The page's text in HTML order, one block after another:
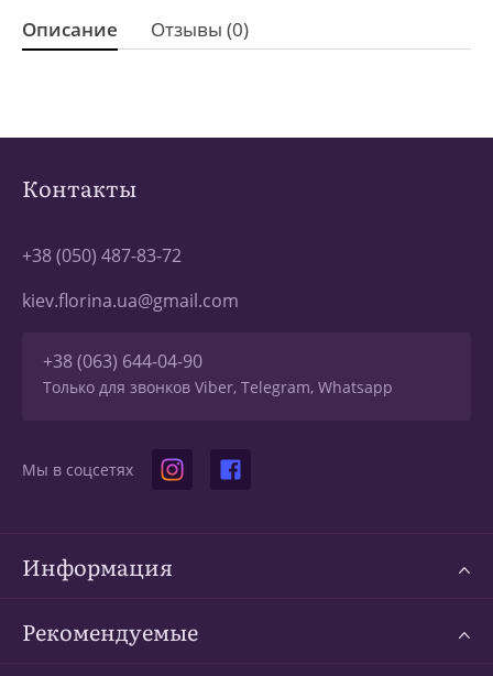
Описание Отзывы (0)
Контакты
+38 (050) 487-83-72
kiev.florina.ua@gmail.com
+38 (063) 644-04-90
Только для звонков Viber, Telegram, Whatsapp
Мы в соцсетях
Информация
Рекомендуемые